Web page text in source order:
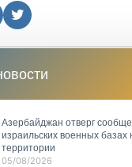
Азербайджан отверг
израильских военных базах
территории
05/08/2026